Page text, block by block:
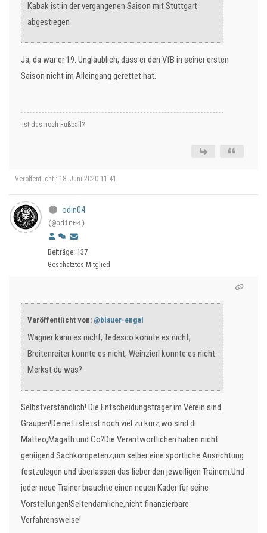
Kabak ist in der vergangenen Saison mit Stuttgart
abgestiegen
Ja, da war er 19. Unglaublich, dass er den VfB in seiner ersten
Saison nicht im Alleingang gerettet hat.
Ist das noch Fußball?
Veröffentlicht : 18. Juni 2020 11:41
odin04
(@odin04)
Beiträge: 137
Geschätztes Mitglied
Veröffentlicht von: @blauer-engel
Wagner kann es nicht, Tedesco konnte es nicht,
Breitenreiter konnte es nicht, Weinzierl konnte es nicht:
Merkst du was?
Selbstverständlich! Die Entscheidungsträger im Verein sind
Graupen!Deine Liste ist noch viel zu kurz,wo sind di
Matteo,Magath und Co?Die Verantwortlichen haben nicht
genügend Sachkompetenz,um selber eine sportliche Ausrichtung
festzulegen und überlassen das lieber den jeweiligen Trainern.Und
jeder neue Trainer brauchte einen neuen Kader für seine
Vorstellungen!Seltendämliche,nicht finanzierbare
Verfahrensweise!